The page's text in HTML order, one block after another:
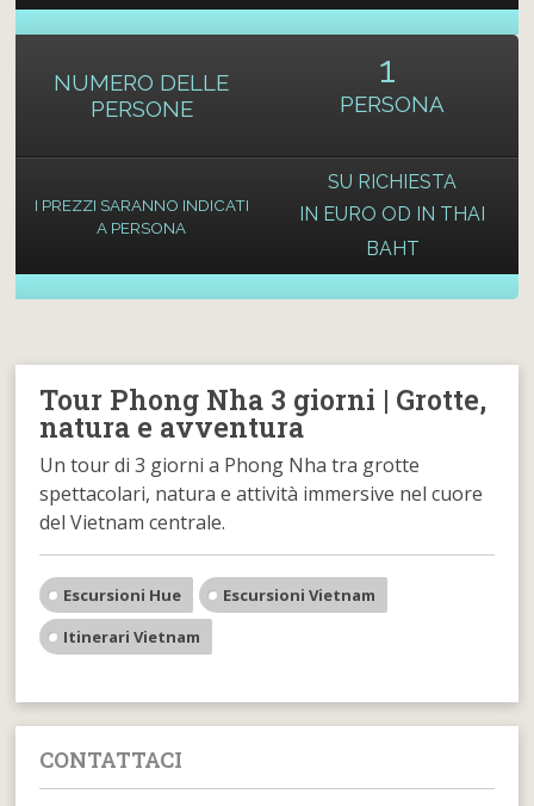
NUMERO DELLE
PERSONE
I PREZZI SARANNO INDICATI
A PERSONA
1
PERSONA
SU RICHIESTA
IN EURO OD IN THAI
BAHT
Tour Phong Nha 3 giorni | Grotte,
natura e avventura
Un tour di 3 giorni a Phong Nha tra grotte
spettacolari, natura e attività immersive nel cuore
del Vietnam centrale.
Escursioni Hue
Escursioni Vietnam
Itinerari Vietnam
CONTATTACI